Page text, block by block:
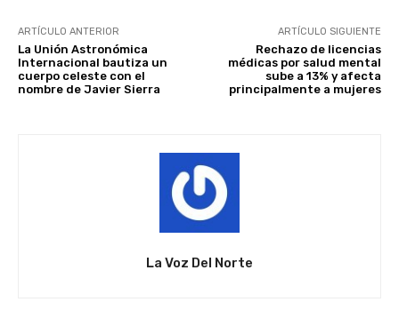
ARTÍCULO ANTERIOR
La Unión Astronómica
Internacional bautiza un
cuerpo celeste con el
nombre de Javier Sierra
ARTÍCULO SIGUIENTE
Rechazo de licencias
médicas por salud mental
sube a 13% y afecta
principalmente a mujeres
La Voz Del Norte